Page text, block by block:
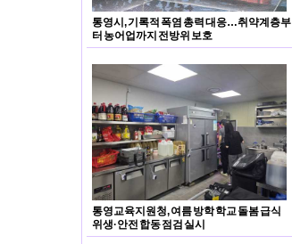
통영시, 기록적 폭염 총력 대응…취약계층부
터 농어업까지 전방위 보호
통영교육지원청, 여름 방학 학교 돌봄 급식
위생·안전 합동 점검 실시